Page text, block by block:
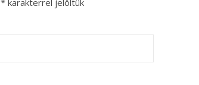
* karakterrel jelöltük